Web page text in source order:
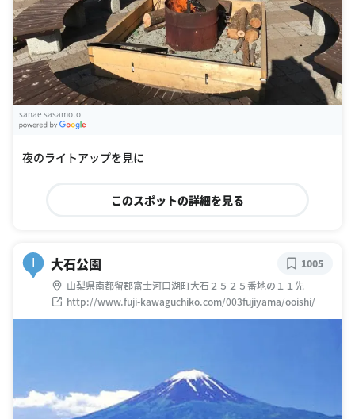
sanae sasamoto
夜のライトアップを見に
このスポットの詳細を見る
I 大石公園
山梨県南都留郡富士河口湖町大石２５２５番地の１１先
http://www.fuji-kawaguchiko.com/003fujiyama/ooishi/
1005